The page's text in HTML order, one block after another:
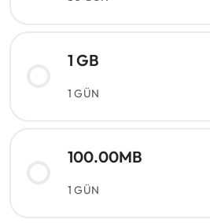
1 GB
1 GÜN
100.00MB
1 GÜN